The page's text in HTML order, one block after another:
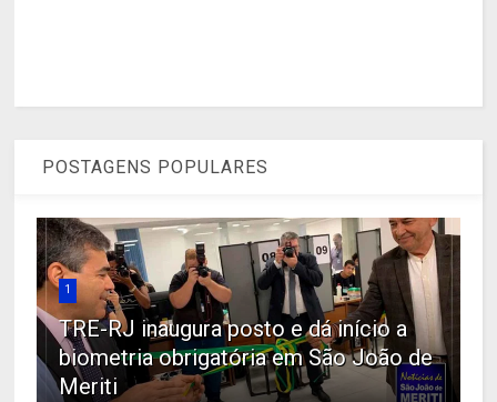
POSTAGENS POPULARES
1
TRE-RJ inaugura posto e dá início a
biometria obrigatória em São João de
Meriti